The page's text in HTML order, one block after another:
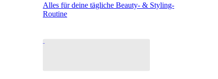
Alles für deine tägliche Beauty- & Styling-
Routine